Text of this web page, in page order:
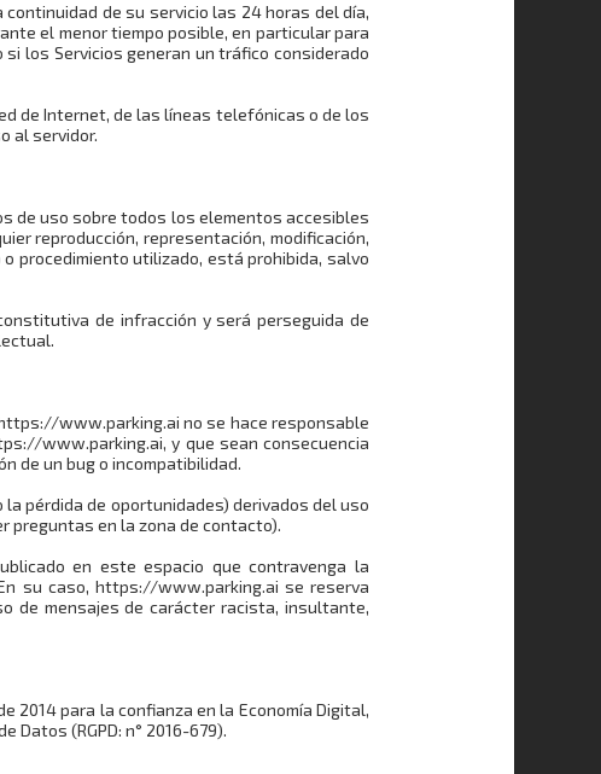
de su servicio las 24 horas del día,
el menor tiempo posible, en particular para
los Servicios generan un tráfico considerado
de Internet, de las líneas telefónicas o de los
al servidor.
de uso sobre todos los elementos accesibles
reproducción, representación, modificación,
procedimiento utilizado, está prohibida, salvo
de infracción y será perseguida de
www.parking.ai no se hace responsable
www.parking.ai, y que sean consecuencia
de un bug o incompatibilidad.
pérdida de oportunidades) derivados del uso
preguntas en la zona de contacto).
en este espacio que contravenga la
su caso, https://www.parking.ai se reserva
de mensajes de carácter racista, insultante,
2014 para la confianza en la Economía Digital,
Datos (RGPD: n° 2016-679).